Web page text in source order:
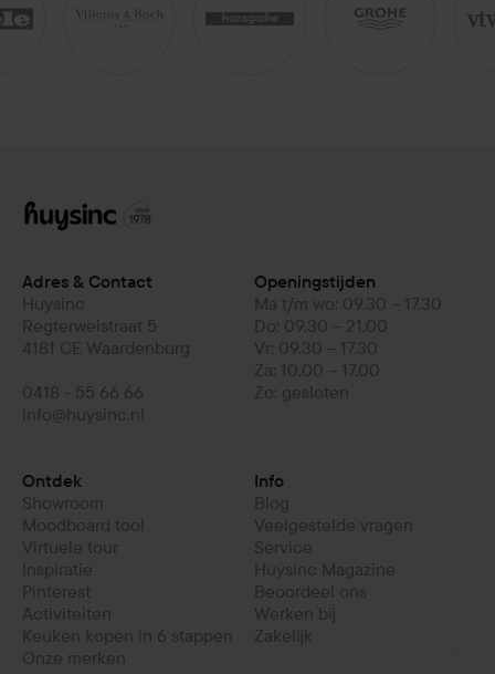
Adres & Contact
Huysinc
Regterweistraat 5
4181 CE Waardenburg
0418 - 55 66 66
info@huysinc.nl
Openingstijden
Ma t/m wo: 09.30 – 17.30
Do: 09.30 – 21.00
Vr: 09.30 – 17.30
Za: 10.00 – 17.00
Zo: gesloten
Ontdek
Showroom
Moodboard tool
Virtuele tour
Inspiratie
Pinterest
Activiteiten
Keuken kopen in 6 stappen
Onze merken
Info
Blog
Veelgestelde vragen
Service
Huysinc Magazine
Beoordeel ons
Werken bij
Zakelijk